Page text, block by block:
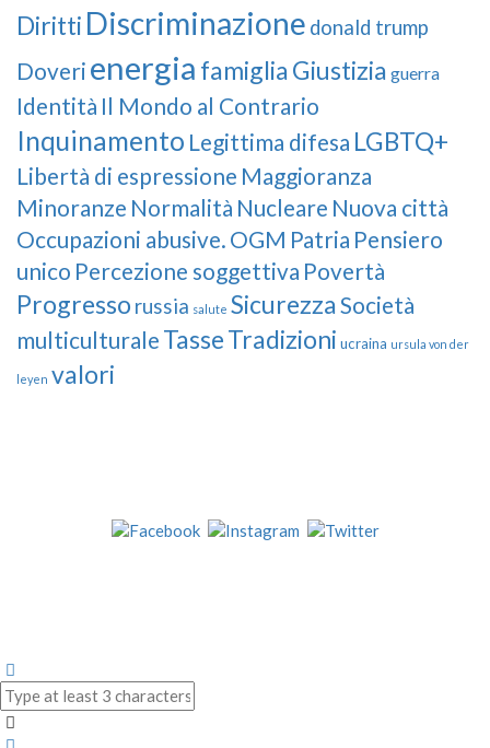
Diritti Discriminazione donald trump
Doveri energia famiglia Giustizia guerra
Identità Il Mondo al Contrario
Inquinamento Legittima difesa LGBTQ+
Libertà di espressione Maggioranza
Minoranze Normalità Nucleare Nuova città
Occupazioni abusive. OGM Patria Pensiero
unico Percezione soggettiva Povertà
Progresso russia salute Sicurezza Società
multiculturale TasseTradizioni ucraina ursula von der
leyen valori